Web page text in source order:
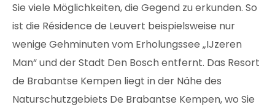
Sie viele Möglichkeiten, die Gegend zu erkunden. So
ist die Résidence de Leuvert beispielsweise nur
wenige Gehminuten vom Erholungssee „IJzeren
Man“ und der Stadt Den Bosch entfernt. Das Resort
de Brabantse Kempen liegt in der Nähe des
Naturschutzgebiets De Brabantse Kempen, wo Sie